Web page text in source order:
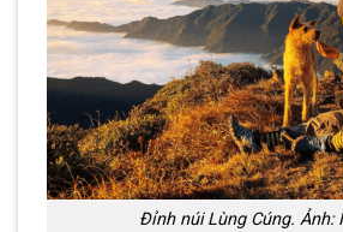
Đỉnh núi Lùng Cúng. Ảnh: